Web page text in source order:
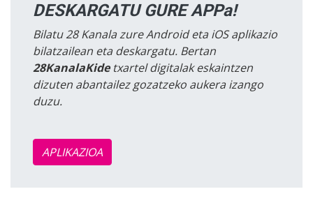
DESKARGATU GURE APPa!
Bilatu 28 Kanala zure Android eta iOS aplikazio
bilatzailean eta deskargatu. Bertan
28KanalaKidetxartel digitalak eskaintzen
dizuten abantailez gozatzeko aukera izango
duzu.
APLIKAZIOA